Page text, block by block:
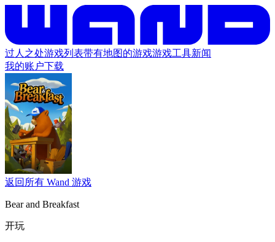
过人之处游戏列表带有地图的游戏游戏工具新闻
我的账户下载
返回所有 Wand 游戏
Bear and Breakfast
开玩